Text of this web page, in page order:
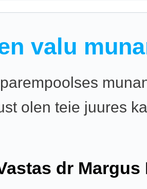
valu
olen teie juures
dr Margus